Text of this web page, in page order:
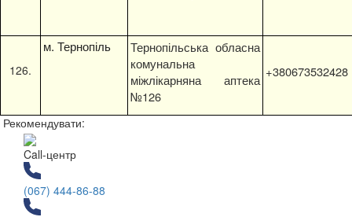
м. Тернопіль
Тернопільська обласна
комунальна
міжлікарняна аптека
№126
+380673532428
Рекомендувати:
Call-центр
(067) 444-86-88